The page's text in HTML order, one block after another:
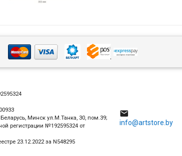
Минск ул.М.Танка, 30, пом.39;
регистрации №192595324 от
23.12.2022 за N548295

info@artstore.by